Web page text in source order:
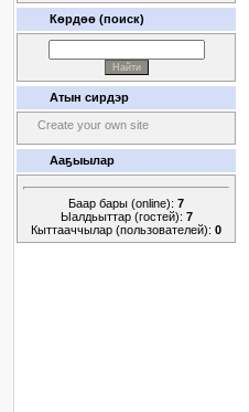
Көрдөө (поиск)
Атын сирдэр
Create your own site
Ааҕыылар
Баар бары (online): 7
Ыалдьыттар (гостей): 7
Кыттааччылар (пользователей): 0